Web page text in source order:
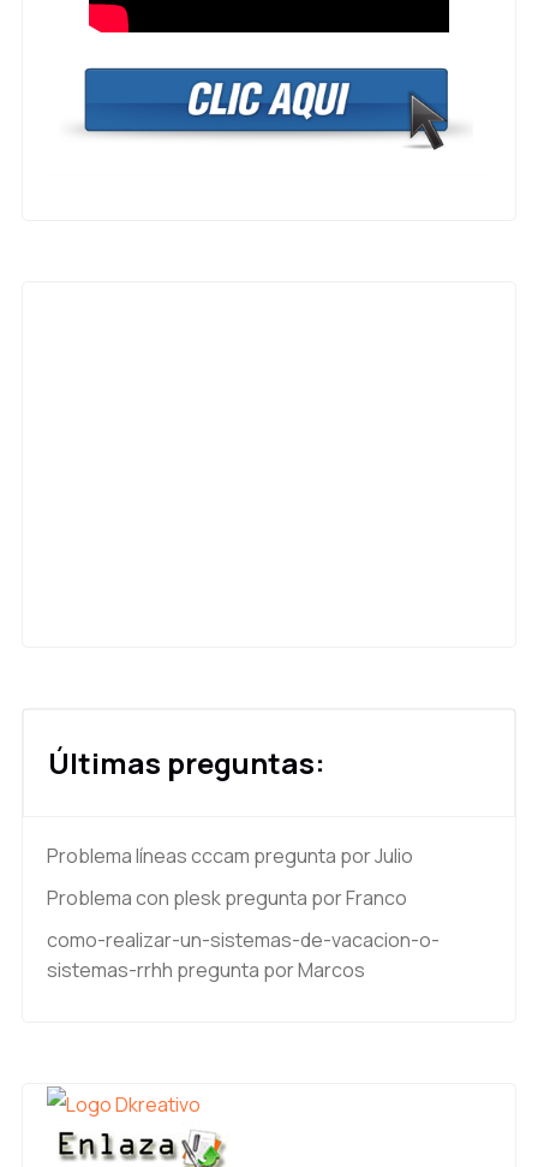
Últimas preguntas:
Problema líneas cccam pregunta por Julio
Problema con pleskpregunta por Franco
como-realizar-un-sistemas-de-vacacion-o-
sistemas-rrhh pregunta por Marcos